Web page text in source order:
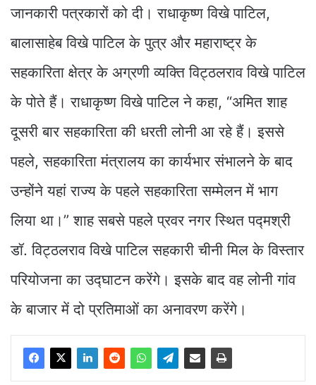
जानकारी पत्रकारों को दी। राधाकृष्ण विखे पाटिल,
बालासाहेब विखे पाटिल के पुत्र और महाराष्ट्र के
सहकारिता क्षेत्र के अग्रणी व्यक्ति विट्ठलराव विखे पाटिल
के पोते हैं। राधाकृष्ण विखे पाटिल ने कहा, “अमित शाह
दूसरी बार सहकारिता की धरती लोनी आ रहे हैं। इससे
पहले, सहकारिता मंत्रालय का कार्यभार संभालने के बाद
उन्होंने यहां राज्य के पहले सहकारिता सम्मेलन में भाग
लिया था।” शाह सबसे पहले प्रवर नगर स्थित पद्मश्री
डॉ. विट्ठलराव विखे पाटिल सहकारी चीनी मिल के विस्तार
परियोजना का उद्घाटन करेंगे। इसके बाद वह लोनी गांव
के बाजार में दो प्रतिमाओं का अनावरण करेंगे।